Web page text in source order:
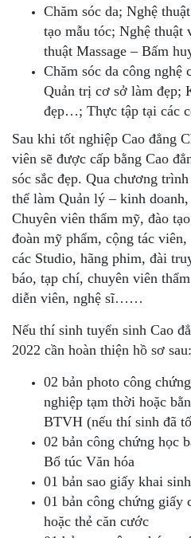
Chăm sóc da; Nghệ
tạo mẫu tóc; Nghệ
thuật Massage – Bấm
Chăm sóc da công nghệ
Quản trị cơ sở làm đẹp;
đẹp…; Thực tập tại các
Sau khi tốt nghiệp Cao đẳng
viên sẽ được cấp bằng Cao
sóc sắc đẹp. Qua chương
thể làm Quản lý – kinh doanh,
Chuyên viên thẩm mỹ, đào
đoàn mỹ phẩm, cộng tác
các Studio, hãng phim, đài
báo, tạp chí, chuyên viên
diễn viên, nghệ sĩ……
Nếu thí sinh tuyển sinh Cao
2022 cần hoàn thiện hồ sơ sau:
02 bản photo công
nghiệp tạm thời hoặc
BTVH (nếu thí sinh đã
02 bản công chứng học
Bổ túc Văn hóa
01 bản sao giấy khai sinh
01 bản công chứng giấy
hoặc thẻ căn cước